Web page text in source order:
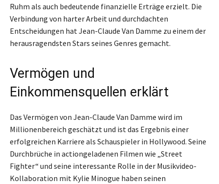
Ruhm als auch bedeutende finanzielle Erträge erzielt. Die
Verbindung von harter Arbeit und durchdachten
Entscheidungen hat Jean-Claude Van Damme zu einem der
herausragendsten Stars seines Genres gemacht.
Vermögen und
Einkommensquellen erklärt
Das Vermögen von Jean-Claude Van Damme wird im
Millionenbereich geschätzt und ist das Ergebnis einer
erfolgreichen Karriere als Schauspieler in Hollywood. Seine
Durchbrüche in actiongeladenen Filmen wie „Street
Fighter“ und seine interessante Rolle in der Musikvideo-
Kollaboration mit Kylie Minogue haben seinen